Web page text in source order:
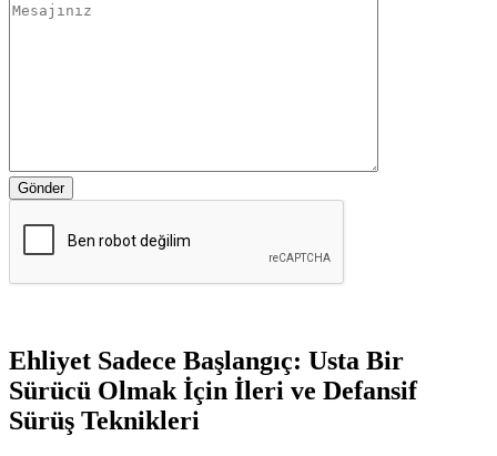
Gönder
Ehliyet Sadece Başlangıç: Usta Bir
Sürücü Olmak İçin İleri ve Defansif
Sürüş Teknikleri